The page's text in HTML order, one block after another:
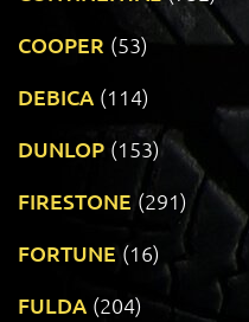
COOPER (53)
DEBICA (114)
DUNLOP (153)
FIRESTONE (291)
FORTUNE (16)
FULDA (204)